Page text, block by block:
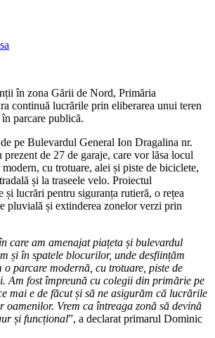
în zona Gării de Nord, Primăria
continuă lucrările prin eliberarea unui teren
parcare publică.
pe Bulevardul General Ion Dragalina nr.
prezent de 27 de garaje, care vor lăsa locul
cu trotuare, alei și piste de biciclete,
și la traseele velo. Proiectul
lucrări pentru siguranța rutieră, o rețea
pluvială și extinderea zonelor verzi prin
care am amenajat piațeta și bulevardul
și în spatele blocurilor, unde desființăm
parcare modernă, cu trotuare, piste de
Am fost împreună cu colegii din primărie pe
mai e de făcut și să ne asigurăm că lucrările
oamenilor. Vrem ca întreaga zonă să devină
și funcțional”, a declarat primarul Dominic